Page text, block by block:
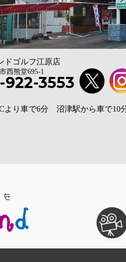
ドゴルフ江原店
西熊堂695-1
922-3553
より車で6分 沼津駅から車で10